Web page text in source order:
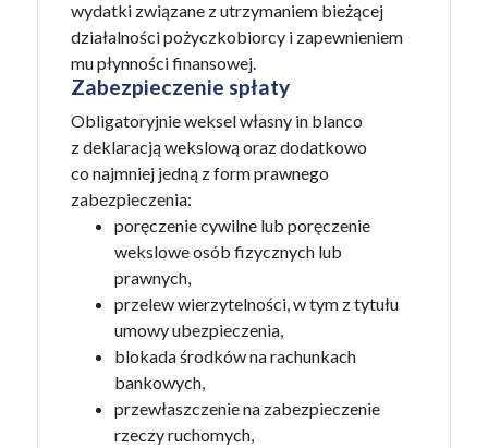
wydatki związane z utrzymaniem bieżącej
działalności pożyczkobiorcy i zapewnieniem
mu płynności finansowej.
Zabezpieczenie spłaty
Obligatoryjnie weksel własny in blanco
z deklaracją wekslową oraz dodatkowo
co najmniej jedną z form prawnego
zabezpieczenia:
poręczenie cywilne lub poręczenie
wekslowe osób fizycznych lub
prawnych,
przelew wierzytelności, w tym z tytułu
umowy ubezpieczenia,
blokada środków na rachunkach
bankowych,
przewłaszczenie na zabezpieczenie
rzeczy ruchomych,